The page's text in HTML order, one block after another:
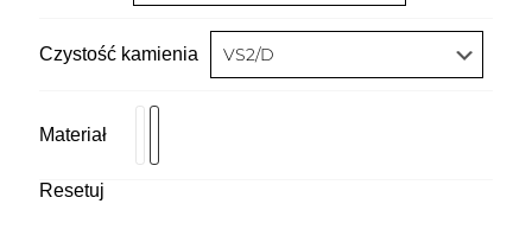
Czystość kamienia
Materiał
Resetuj